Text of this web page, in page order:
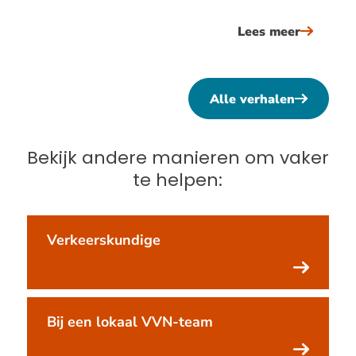
Lees meerover
kevin
dat
ze,
dan
ik
Alle verhalen
Bekijk andere manieren om vaker
te helpen:
Verkeerskundige
Bij een lokaal VVN-team